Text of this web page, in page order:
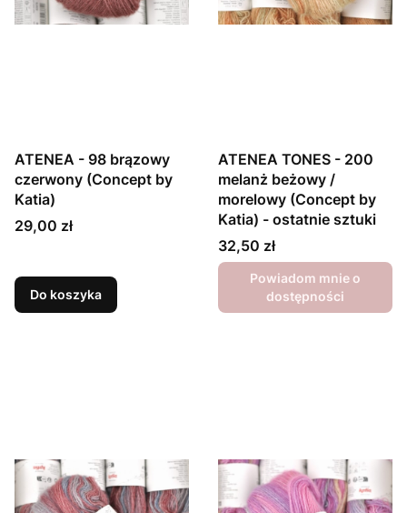
ATENEA - 98 brązowy
czerwony (Concept by
Katia)
Cena
29,00 zł
Do koszyka
ATENEA TONES - 200
melanż beżowy /
morelowy (Concept by
Katia) - ostatnie sztuki
Cena
32,50 zł
Powiadom mnie o
dostępności